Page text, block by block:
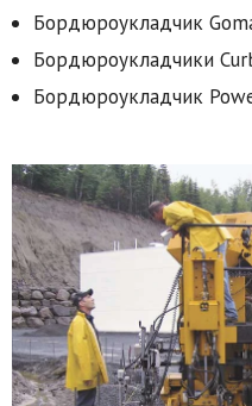
Бордюроукладчик
Бордюроукладчики
Бордюроукладчик